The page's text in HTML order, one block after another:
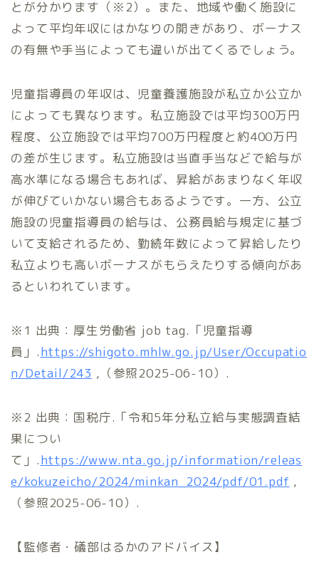
とが分かります（※2）。また、地域や働く施設に
よって平均年収にはかなりの開きがあり、ボーナス
の有無や手当によっても違いが出てくるでしょう。
児童指導員の年収は、児童養護施設が私立か公立か
によっても異なります。私立施設では平均300万円
程度、公立施設では平均700万円程度と約400万円
の差が生じます。私立施設は当直手当などで給与が
高水準になる場合もあれば、昇給があまりなく年収
が伸びていかない場合もあるようです。一方、公立
施設の児童指導員の給与は、公務員給与規定に基づ
いて支給されるため、勤続年数によって昇給したり
私立よりも高いボーナスがもらえたりする傾向があ
るといわれています。
※1 出典：厚生労働省 job tag.「児童指導
員」.https://shigoto.mhlw.go.jp/User/Occupatio
n/Detail/243 ,（参照2025-06-10）.
※2 出典：国税庁.「令和5年分私立給与実態調査結
果につい
て」.https://www.nta.go.jp/information/releas
e/kokuzeicho/2024/minkan_2024/pdf/01.pdf ,
（参照2025-06-10）.
【監修者・礒部はるかのアドバイス】